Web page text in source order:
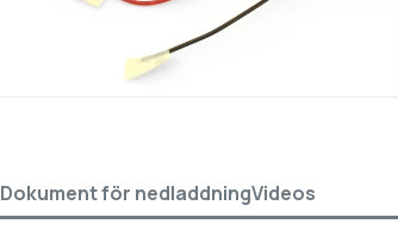
Dokument för nedladdningVideos